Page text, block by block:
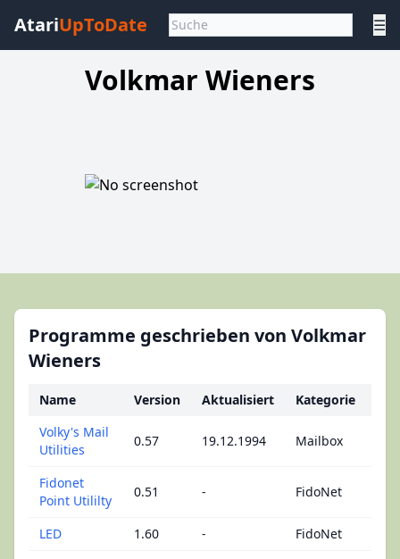
AtariUpToDate ☰
Volkmar Wieners
Programme geschrieben von Volkmar
Wieners
Name Version Aktualisiert
Kategorie
Volky's Mail
Utilities
0.57 19.12.1994 Mailbox
Fidonet
Point Utililty
0.51 - FidoNet
LED 1.60 - FidoNet